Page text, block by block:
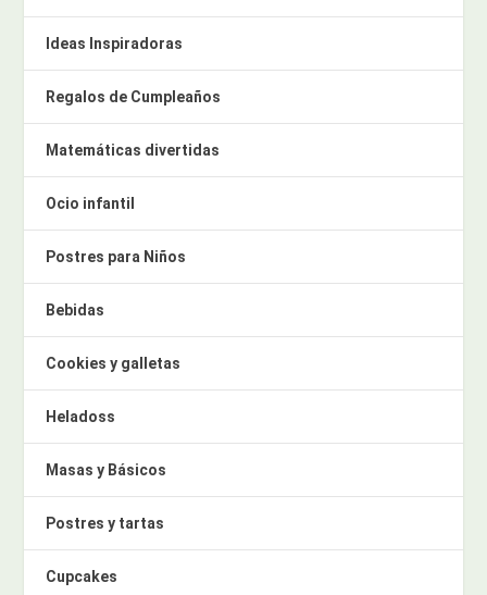
Ideas Inspiradoras
Regalos de Cumpleaños
Matemáticas divertidas
Ocio infantil
Postres para Niños
Bebidas
Cookies y galletas
Heladoss
Masas y Básicos
Postres y tartas
Cupcakes